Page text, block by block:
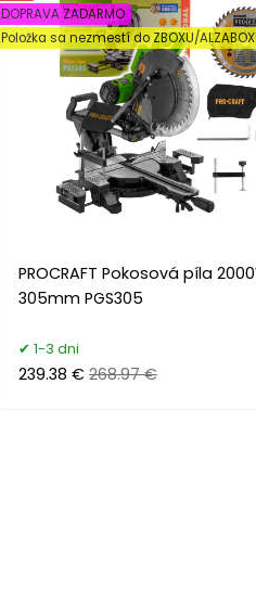
PROCRAFT Pokosová píla
305mm PGS305
DOPRAVA ZADARMO
Položka sa nezmestí do ZBOXU/
1-3 dni
239.38 € 268.97 €